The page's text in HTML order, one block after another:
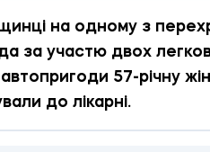
на одному з
за участю двох
57-річну
до лікарні.